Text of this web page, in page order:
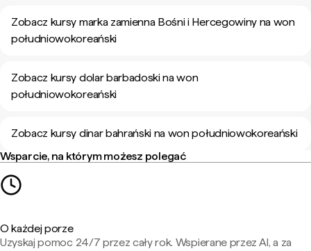
Zobacz kursy marka zamienna Bośni i Hercegowiny na won
południowokoreański
Zobacz kursy dolar barbadoski na won
południowokoreański
Zobacz kursy dinar bahrański na won południowokoreański
Wsparcie, na którym możesz polegać
O każdej porze
Uzyskaj pomoc 24/7 przez cały rok. Wspierane przez AI, a za